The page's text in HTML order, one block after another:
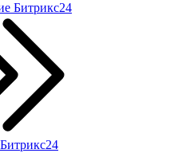
Битрикс24